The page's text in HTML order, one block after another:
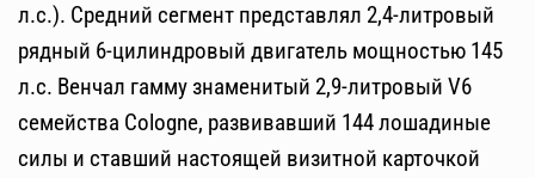
л.с.). Средний сегмент представлял 2,4-литровый
рядный 6-цилиндровый двигатель мощностью 145
л.с. Венчал гамму знаменитый 2,9-литровый V6
семейства Cologne, развивавший 144 лошадиные
силы и ставший настоящей визитной карточкой